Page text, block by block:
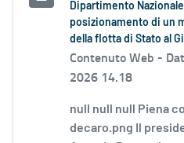
Dipartimento
posizionamento di un
della flotta di Stato al
Contenuto Web -
2026 14.18
null null null Piena
decaro.png Il